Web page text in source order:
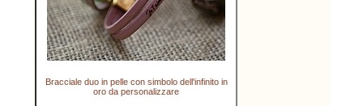
Bracciale duo in pelle con simbolo dell'infinito in
oro da personalizzare